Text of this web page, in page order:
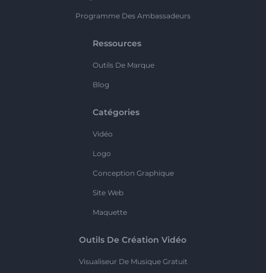
Programme Des Ambassadeurs
Ressources
Outils De Marque
Blog
Catégories
Vidéo
Logo
Conception Graphique
Site Web
Maquette
Outils De Création Vidéo
Visualiseur De Musique Gratuit